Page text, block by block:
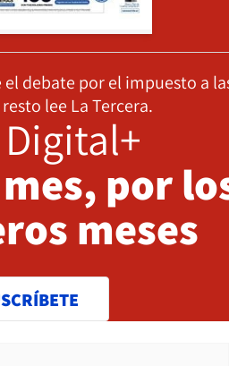
debate por el impuesto a
lee La Tercera.
por
meses